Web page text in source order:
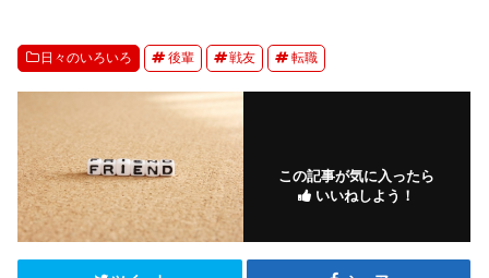
日々のいろいろ 後輩 戦友 転職
この記事が気に入ったら
いいねしよう！